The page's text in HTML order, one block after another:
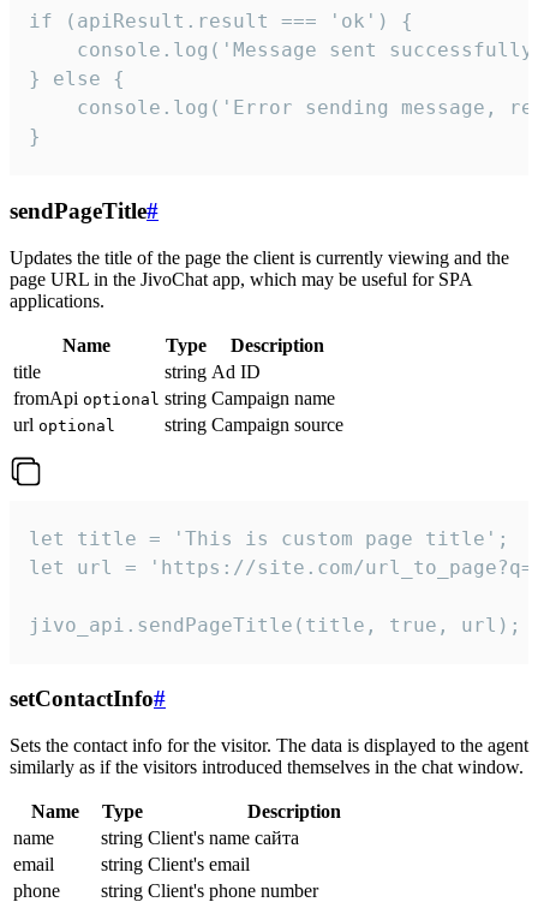
if (apiResult.result === 'ok') {
console.log('Message sent
} else {
console.log('Error sending message,
}
sendPageTitle#
Updates the title of the page the client is currently viewing and the
page URL in the JivoChat app, which may be useful for SPA
applications.
Name Type
Description
title
string Ad ID
fromApi optional string Campaign name
url optional string Campaign source
let title = 'This is custom page title';
let url = 'https://site.com/
jivo_api.sendPageTitle(title, true, url);
setContactInfo#
Sets the contact info for the visitor. The data is displayed to the agent
similarly as if the visitors introduced themselves in the chat window.
Name Type
Description
name
string Client's name сайта
email
string Client's email
phone
string Client's phone number